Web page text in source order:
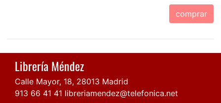
comprar
Librería Méndez
Calle Mayor, 18, 28013 Madrid
913 66 41 41 libreriamendez@telefonica.net